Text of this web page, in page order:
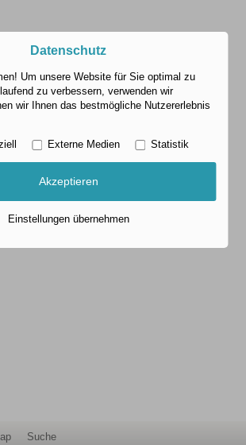
Suche
Datenschutz
Um unsere Website für Sie optimal zu
zu verbessern, verwenden wir
wir Ihnen das bestmögliche Nutzererlebnis
Externe Medien Statistik
Akzeptieren
Einstellungen übernehmen